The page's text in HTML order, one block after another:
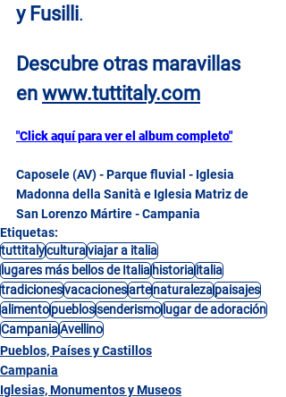
y Fusilli.
Descubre otras maravillas
en www.tuttitaly.com
"Click aquí para ver el album completo"
Caposele (AV) - Parque fluvial - Iglesia
Madonna della Sanità e Iglesia Matriz de
San Lorenzo Mártire - Campania
Etiquetas:
tuttitalyculturaviajar a italia
lugares más bellos de Italiahistoriaitalia
tradicionesvacacionesartenaturalezapaisajes
alimentopueblossenderismolugar de adoración
CampaniaAvellino
Pueblos, Países y Castillos
Campania
Iglesias, Monumentos y Museos